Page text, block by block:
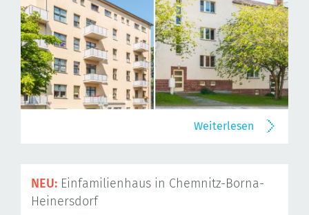
Weiterlesen
NEU: Einfamilienhaus in Chemnitz-Borna-
Heinersdorf